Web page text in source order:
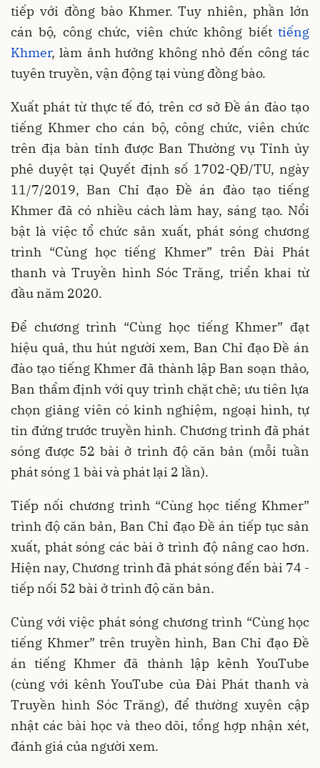
tiếp với đồng bào Khmer. Tuy nhiên, phần lớn
cán bộ, công chức, viên chức không biết tiếng
Khmer, làm ảnh hưởng không nhỏ đến công tác
tuyên truyền, vận động tại vùng đồng bào.
Xuất phát từ thực tế đó, trên cơ sở Đề án đào tạo
tiếng Khmer cho cán bộ, công chức, viên chức
trên địa bàn tỉnh được Ban Thường vụ Tỉnh ủy
phê duyệt tại Quyết định số 1702-QĐ/TU, ngày
11/7/2019, Ban Chỉ đạo Đề án đào tạo tiếng
Khmer đã có nhiều cách làm hay, sáng tạo. Nổi
bật là việc tổ chức sản xuất, phát sóng chương
trình “Cùng học tiếng Khmer” trên Đài Phát
thanh và Truyền hình Sóc Trăng, triển khai từ
đầu năm 2020.
Để chương trình “Cùng học tiếng Khmer” đạt
hiệu quả, thu hút người xem, Ban Chỉ đạo Đề án
đào tạo tiếng Khmer đã thành lập Ban soạn thảo,
Ban thẩm định với quy trình chặt chẽ; ưu tiên lựa
chọn giảng viên có kinh nghiệm, ngoại hình, tự
tin đứng trước truyền hình. Chương trình đã phát
sóng được 52 bài ở trình độ căn bản (mỗi tuần
phát sóng 1 bài và phát lại 2 lần).
Tiếp nối chương trình “Cùng học tiếng Khmer”
trình độ căn bản, Ban Chỉ đạo Đề án tiếp tục sản
xuất, phát sóng các bài ở trình độ nâng cao hơn.
Hiện nay, Chương trình đã phát sóng đến bài 74 -
tiếp nối 52 bài ở trình độ căn bản.
Cùng với việc phát sóng chương trình “Cùng học
tiếng Khmer” trên truyền hình, Ban Chỉ đạo Đề
án tiếng Khmer đã thành lập kênh YouTube
(cùng với kênh YouTube của Đài Phát thanh và
Truyền hình Sóc Trăng), để thường xuyên cập
nhật các bài học và theo dõi, tổng hợp nhận xét,
đánh giá của người xem.